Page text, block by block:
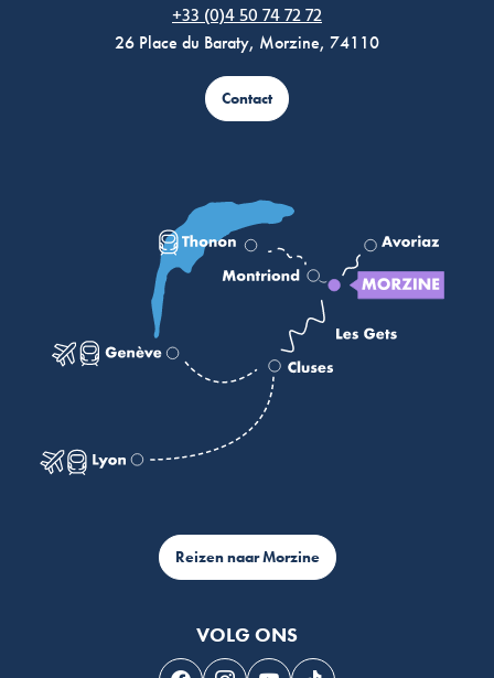
+33 (0)4 50 74 72 72
26 Place du Baraty, Morzine, 74110
Contact
Reizen naar Morzine
VOLG ONS